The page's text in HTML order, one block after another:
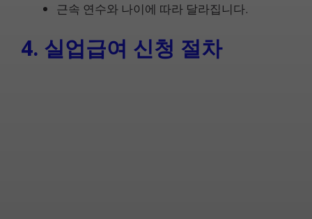
근속 연수와 나이에 따라 달라집니다.
4. 실업급여 신청 절차